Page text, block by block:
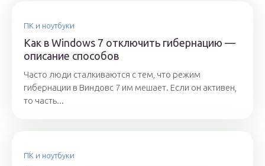
ПК и ноутбуки
Как в Windows 7 отключить гибернацию —
описание способов
Часто люди сталкиваются с тем, что режим
гибернации в Виндовс 7 им мешает. Если он активен,
то часть...
ПК и ноутбуки